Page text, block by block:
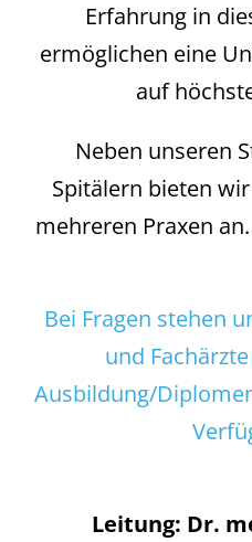
Erfahrung in
ermöglichen eine
auf
Neben unseren
Spitälern bieten
mehreren Praxen
Bei Fragen stehen
und
Ausbildung/
Leitung: Dr.